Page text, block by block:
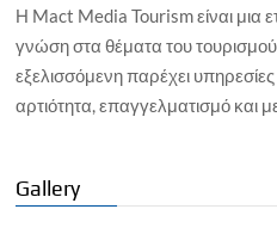
Η Mact Media Tourism είναι μια
γνώση στα θέματα του
εξελισσόμενη παρέχει
αρτιότητα, επαγγελματισμό και
Gallery